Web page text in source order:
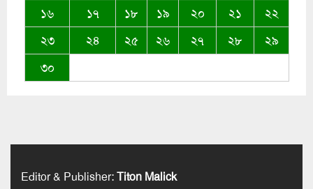
১৬
১৭ ১৮ ১৯ ২০ ২১
২২
২৩
২৪ ২৫ ২৬ ২৭ ২৮
২৯
৩০
Editor & Publisher:Titon Malick